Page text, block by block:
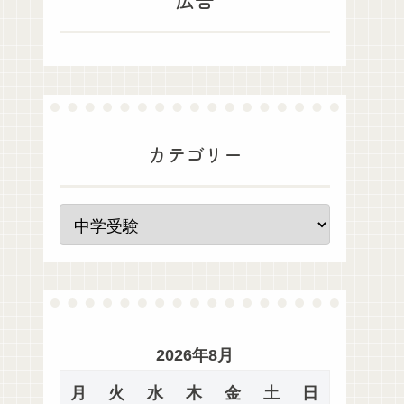
カテゴリー
2026年8月
月 火 水 木 金 土 日